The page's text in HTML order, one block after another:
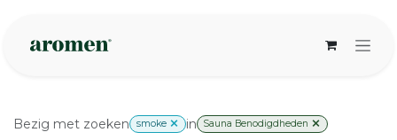
Bezig met zoeken smoke in Sauna Benodigdheden